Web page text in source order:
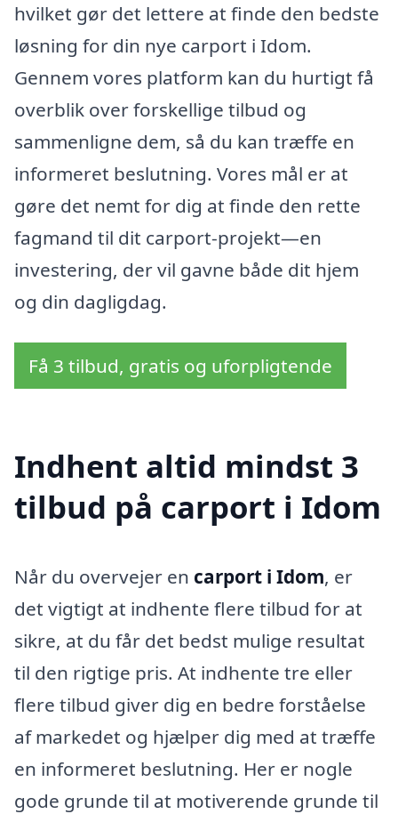
hvilket gør det lettere at finde den bedste
løsning for din nye carport i Idom.
Gennem vores platform kan du hurtigt få
overblik over forskellige tilbud og
sammenligne dem, så du kan træffe en
informeret beslutning. Vores mål er at
gøre det nemt for dig at finde den rette
fagmand til dit carport-projekt—en
investering, der vil gavne både dit hjem
og din dagligdag.
Få 3 tilbud, gratis og uforpligtende
Indhent altid mindst 3
tilbud på carport i Idom
Når du overvejer en carport i Idom, er
det vigtigt at indhente flere tilbud for at
sikre, at du får det bedst mulige resultat
til den rigtige pris. At indhente tre eller
flere tilbud giver dig en bedre forståelse
af markedet og hjælper dig med at træffe
en informeret beslutning. Her er nogle
gode grunde til at motiverende grunde til